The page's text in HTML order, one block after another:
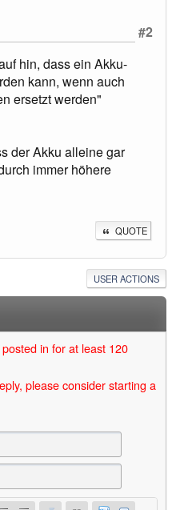
#2
hin, dass ein Akku-
kann, wenn auch
ersetzt werden"
der Akku alleine gar
immer höhere
QUOTE
USER ACTIONS
in for at least 120
please consider starting a